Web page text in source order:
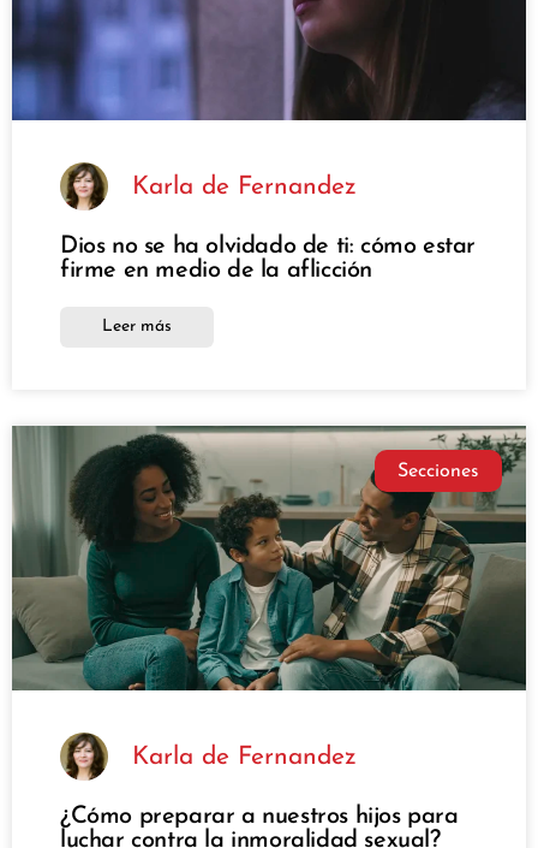
Karla de Fernandez
Dios no se ha olvidado de ti: cómo estar
firme en medio de la aflicción
Leer más
Secciones
Karla de Fernandez
¿Cómo preparar a nuestros hijos para
luchar contra la inmoralidad sexual?